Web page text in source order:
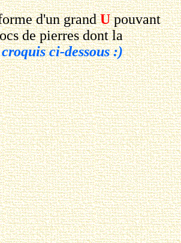
d'un grandUpouvant
de pierres dont la
ci-dessous :)